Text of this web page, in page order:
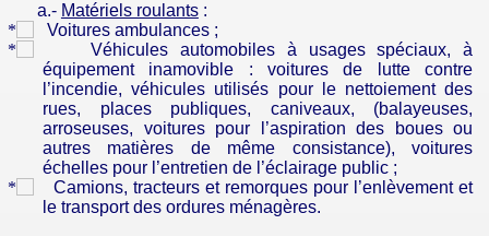
a.- Matériels roulants:
Voitures ambulances ;
Véhicules automobiles à usages spéciaux, à
équipement inamovible : voitures de lutte contre
l’incendie, véhicules utilisés pour le nettoiement des
rues, places publiques, caniveaux, (balayeuses,
arroseuses, voitures pour l’aspiration des boues ou
autres matières de même consistance), voitures
échelles pour l’entretien de l’éclairage public ;
Camions, tracteurs et remorques pour l’enlèvement et
le transport des ordures ménagères.